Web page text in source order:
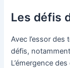
Les défis
Avec l’essor
défis,
L’émergence